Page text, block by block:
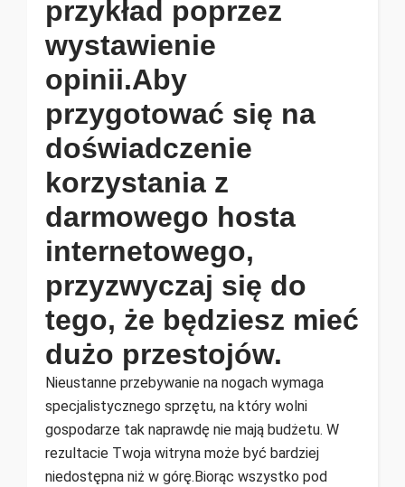
przykład poprzez
wystawienie
opinii.Aby
przygotować się na
doświadczenie
korzystania z
darmowego hosta
internetowego,
przyzwyczaj się do
tego, że będziesz mieć
dużo przestojów.
Nieustanne przebywanie na nogach wymaga
specjalistycznego sprzętu, na który wolni
gospodarze tak naprawdę nie mają budżetu. W
rezultacie Twoja witryna może być bardziej
niedostępna niż w górę.Biorąc wszystko pod